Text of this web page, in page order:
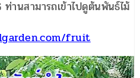
านสามารถเข้าไปดูต้นพันธ์ไม้
fruit